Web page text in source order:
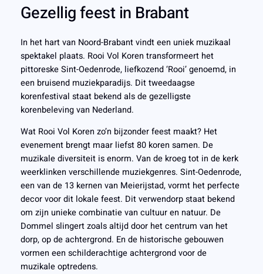
Gezellig feest in Brabant
In het hart van Noord-Brabant vindt een uniek muzikaal
spektakel plaats. Rooi Vol Koren transformeert het
pittoreske Sint-Oedenrode, liefkozend ‘Rooi’ genoemd, in
een bruisend muziekparadijs. Dit tweedaagse
korenfestival staat bekend als de gezelligste
korenbeleving van Nederland.
Wat Rooi Vol Koren zo’n bijzonder feest maakt? Het
evenement brengt maar liefst 80 koren samen. De
muzikale diversiteit is enorm. Van de kroeg tot in de kerk
weerklinken verschillende muziekgenres. Sint-Oedenrode,
een van de 13 kernen van Meierijstad, vormt het perfecte
decor voor dit lokale feest. Dit verwendorp staat bekend
om zijn unieke combinatie van cultuur en natuur. De
Dommel slingert zoals altijd door het centrum van het
dorp, op de achtergrond. En de historische gebouwen
vormen een schilderachtige achtergrond voor de
muzikale optredens.